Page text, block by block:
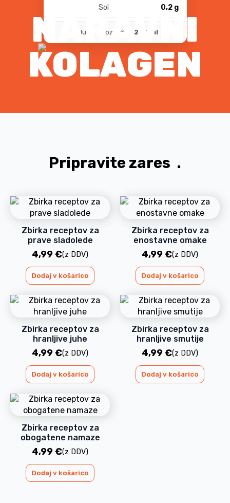
Sol 0,2 g
Volumen kozarčka: 245 ml
NARAVNI
KOLAGEN
Pripravite zares .
Zbirka receptov za
prave sladolede
4,99€(z DDV)
Dodaj v košarico
Zbirka receptov za
enostavne omake
4,99€(z DDV)
Dodaj v košarico
Zbirka receptov za
hranljive juhe
4,99€(z DDV)
Dodaj v košarico
Zbirka receptov za
hranljive smutije
4,99€(z DDV)
Dodaj v košarico
Zbirka receptov za
obogatene namaze
4,99€(z DDV)
Dodaj v košarico